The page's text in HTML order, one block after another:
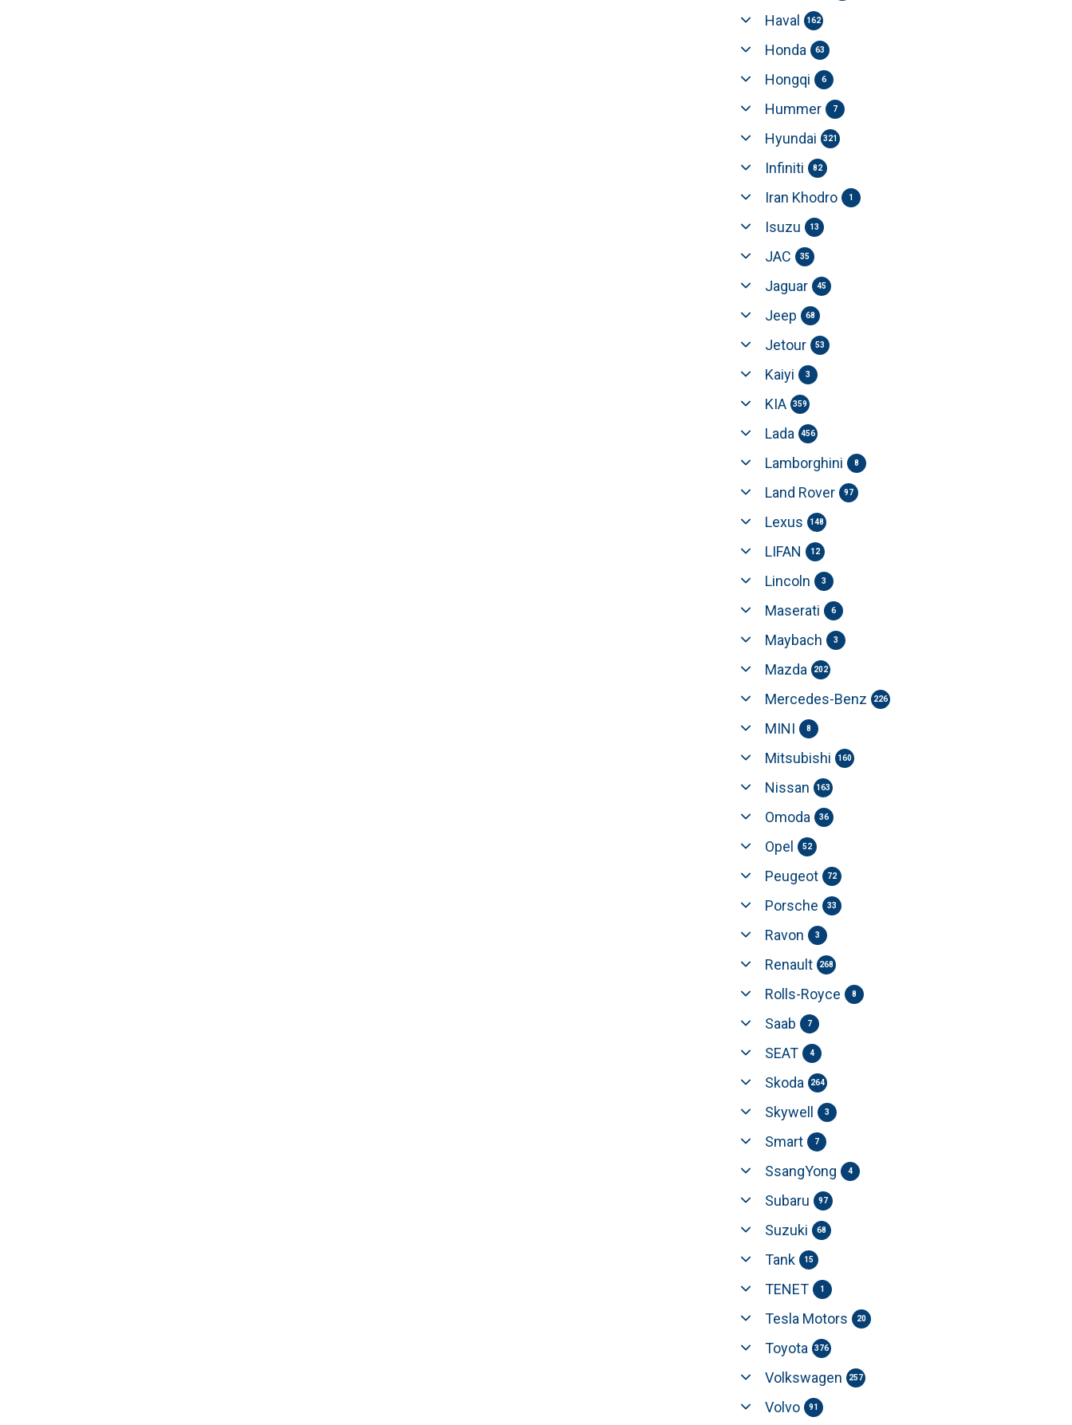
Haval 162
Honda 63
Hongqi 6
Hummer 7
Hyundai 321
Infiniti 82
Iran Khodro 1
Isuzu 13
JAC 35
Jaguar 45
Jeep 68
Jetour 53
Kaiyi 3
KIA 359
Lada 456
Lamborghini 8
Land Rover 97
Lexus 148
LIFAN 12
Lincoln 3
Maserati 6
Maybach 3
Mazda 202
Mercedes-Benz 226
MINI 8
Mitsubishi 160
Nissan 163
Omoda 36
Opel 52
Peugeot 72
Porsche 33
Ravon 3
Renault 268
Rolls-Royce 8
Saab 7
SEAT 4
Skoda 264
Skywell 3
Smart 7
SsangYong 4
Subaru 97
Suzuki 68
Tank 15
TENET 1
Tesla Motors 20
Toyota 376
Volkswagen 257
Volvo 91